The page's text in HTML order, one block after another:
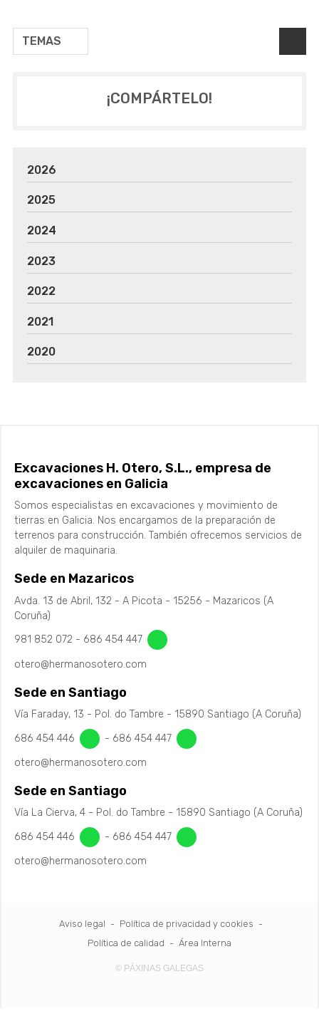
TEMAS
¡COMPÁRTELO!
2026
2025
2024
2023
2022
2021
2020
Excavaciones H. Otero, S.L., empresa de
excavaciones en Galicia
Somos especialistas en excavaciones y movimiento de
tierras en Galicia. Nos encargamos de la preparación de
terrenos para construcción. También ofrecemos servicios de
alquiler de maquinaria.
Sede en Mazaricos
Avda. 13 de Abril, 132 - A Picota - 15256 - Mazaricos (A
Coruña)
981 852 072 - 686 454 447
otero@hermanosotero.com
Sede en Santiago
Vía Faraday, 13 - Pol. do Tambre - 15890 Santiago (A Coruña)
686 454 446
- 686 454 447
otero@hermanosotero.com
Sede en Santiago
Vía La Cierva, 4 - Pol. do Tambre - 15890 Santiago (A Coruña)
686 454 446
- 686 454 447
otero@hermanosotero.com
Aviso legal - Política de privacidad y cookies -
Política de calidad - Área Interna
© PÁXINAS GALEGAS